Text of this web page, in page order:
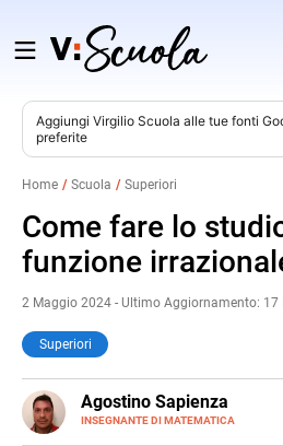
Salta
contenuto
Aggiungi Virgilio Scuola alle tue fonti
preferite
Home Scuola Superiori
Come fare lo
funzione
2 Maggio 2024 - Ultimo Aggiornamento: 17
Superiori
Agostino Sapienza
INSEGNANTE DI MATEMATICA
E-
MAIL
LINKEDIN